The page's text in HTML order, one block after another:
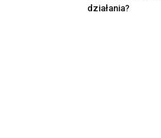
działania?